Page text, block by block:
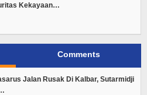
Kekayaan…
Comments
Jalan Rusak Di Kalbar, Sutarmidji